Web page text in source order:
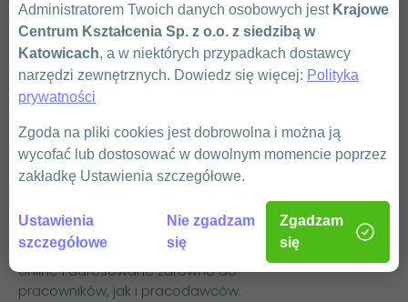
urządzeń elektrycznych oraz
instalacji i sieci
elektroenergetycznych. Kurs
przygotowuje do zdania
państwowego egzaminu na
uprawnienia SEP G1
obsługę, konserwację, remonty i
montaż urządzeń. Kurs na elektryka
w Ostrowie Wielkopolskim trwa jeden
dzień i kończy się egzaminem
ustnym, po którym uczestnicy mogą
uzyskać Państwowe Świadectwo
Kwalifikacji. Szkolenie jest dostępne
online i adresowane zarówno do
pracowników, jak i pracodawców.
Administratorem Twoich danych osobowych jest Krajowe
Centrum Kształcenia Sp. z o.o. z siedzibą w
Katowicach, a w niektórych przypadkach dostawcy
narzędzi zewnętrznych. Dowiedz się więcej: Polityka
prywatności
Zgoda na pliki cookies jest dobrowolna i można ją
wycofać lub dostosować w dowolnym momencie poprzez
zakładkę Ustawienia szczegółowe.
Ustawienia
szczegółowe
Nie zgadzam
się
Zgadzam
się